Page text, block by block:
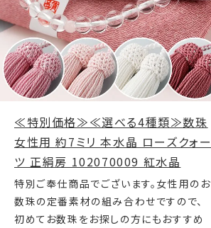
≪特別価格≫≪選べる4種類≫数珠
女性用 約7ミリ 本水晶 ローズクォー
ツ 正絹房 102070009 紅水晶
特別ご奉仕商品でございます。女性用のお
数珠の定番素材の組み合わせですので、
初めてお数珠をお探しの方にもおすすめ